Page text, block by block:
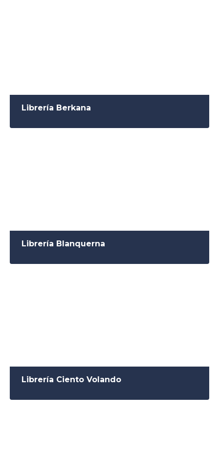
Librería Berkana
Librería Blanquerna
Librería Ciento Volando